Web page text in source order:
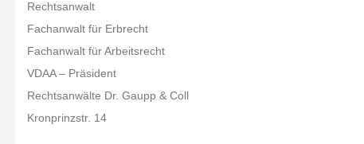
Rechtsanwalt
Fachanwalt für Erbrecht
Fachanwalt für Arbeitsrecht
VDAA – Präsident
Rechtsanwälte Dr. Gaupp & Coll
Kronprinzstr. 14